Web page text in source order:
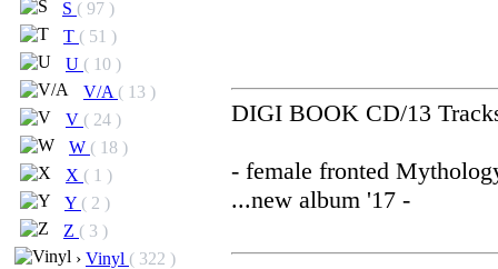
S ( 97 )
T ( 51 )
U ( 10 )
V/A ( 13 )
V ( 24 )
W ( 18 )
X ( 1 )
Y ( 2 )
Z ( 3 )
› Vinyl ( 322 )
DIGI BOOK CD/13
- female fronted
...new album '17 -